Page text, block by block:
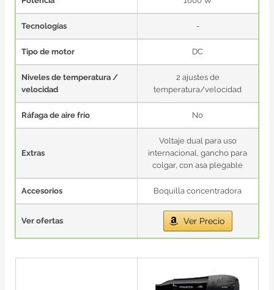
Tecnologías -
Tipo de motor DC
Niveles de temperatura /
velocidad
2 ajustes de
temperatura/velocidad
Ráfaga de aire frío No
Extras
Voltaje dual para uso
internacional, gancho para
colgar, con asa plegable
Accesorios Boquilla concentradora
Ver ofertas Ver Precio